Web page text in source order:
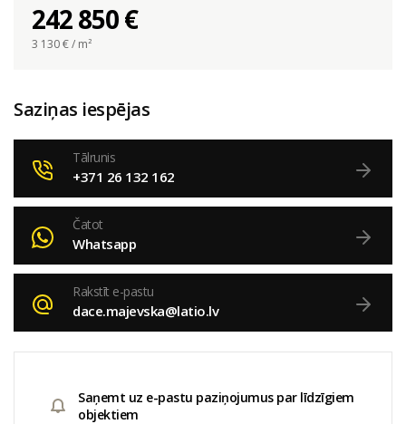
242 850 €
3 130€ / m²
Saziņas iespējas
Tālrunis
+371 26 132 162
Čatot
Whatsapp
Rakstīt e-pastu
dace.majevska@latio.lv
Saņemt uz e-pastu paziņojumus par līdzīgiem
objektiem